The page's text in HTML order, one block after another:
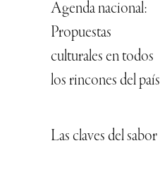
Agenda nacional:
Propuestas
culturales en todos
los rincones del país
Las claves del sabor